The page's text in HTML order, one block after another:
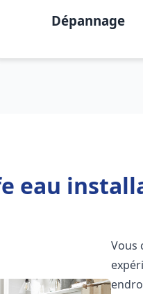
Dépannage
eau
Vous